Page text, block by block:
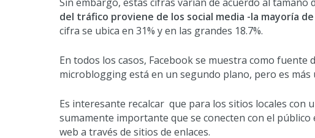
del tráfico proviene de los social media -la mayoría de
cifra se ubica en 31% y en las grandes 18.7%.
En todos los casos, Facebook se muestra como
microblogging está en un segundo plano, pero es más
Es interesante recalcar que para los sitios locales con
sumamente importante que se conecten con el público
web a través de sitios de enlaces.